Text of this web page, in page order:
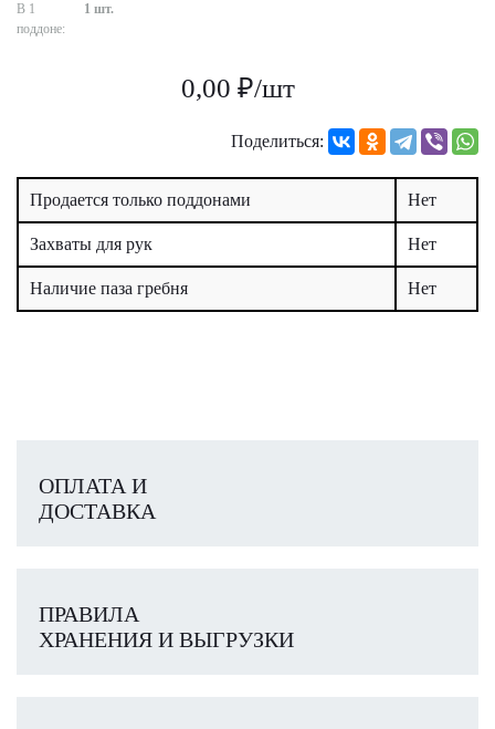
В 1
поддоне:
1 шт.
0,00 ₽/шт
Поделиться:
Продается только поддонами Нет
Захваты для рук Нет
Наличие паза гребня Нет
ОПЛАТА И
ДОСТАВКА
ПРАВИЛА
ХРАНЕНИЯ И ВЫГРУЗКИ